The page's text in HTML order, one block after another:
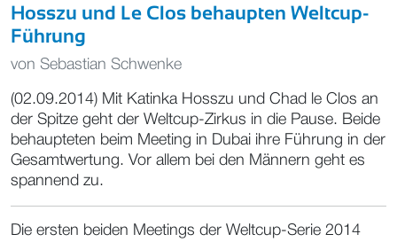
Hosszu und Le Clos behaupten Weltcup-
Führung
von Sebastian Schwenke
(02.09.2014) Mit Katinka Hosszu und Chad le Clos an
der Spitze geht der Weltcup-Zirkus in die Pause. Beide
behaupteten beim Meeting in Dubai ihre Führung in der
Gesamtwertung. Vor allem bei den Männern geht es
spannend zu.
Die ersten beiden Meetings der Weltcup-Serie 2014